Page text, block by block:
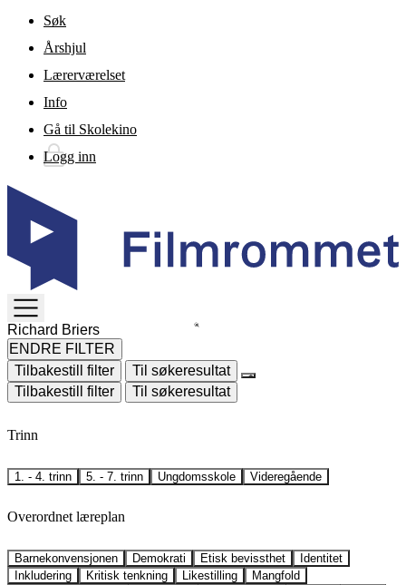
Gå til hovedinnhold
Søk
Årshjul
Lærerværelset
Info
Gå til Skolekino
Logg inn
TOGGLE
MENU
ENDRE FILTER
Tilbakestill filter
Til søkeresultat
Tilbakestill filter
Til søkeresultat
Trinn
1. - 4. trinn 5. - 7. trinn Ungdomsskole Videregående
Overordnet læreplan
Barnekonvensjonen Demokrati Etisk bevissthet
Identitet
Inkludering
Kritisk tenkning Likestilling
Mangfold